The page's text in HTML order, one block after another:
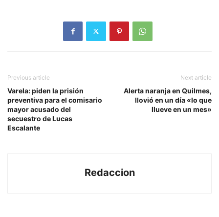
Previous article
Varela: piden la prisión
preventiva para el comisario
mayor acusado del
secuestro de Lucas
Escalante
Next article
Alerta naranja en Quilmes,
llovió en un día «lo que
llueve en un mes»
Redaccion